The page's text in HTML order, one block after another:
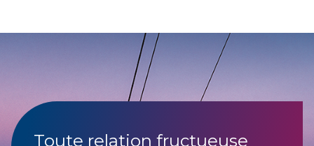
Toute relation fructueuse